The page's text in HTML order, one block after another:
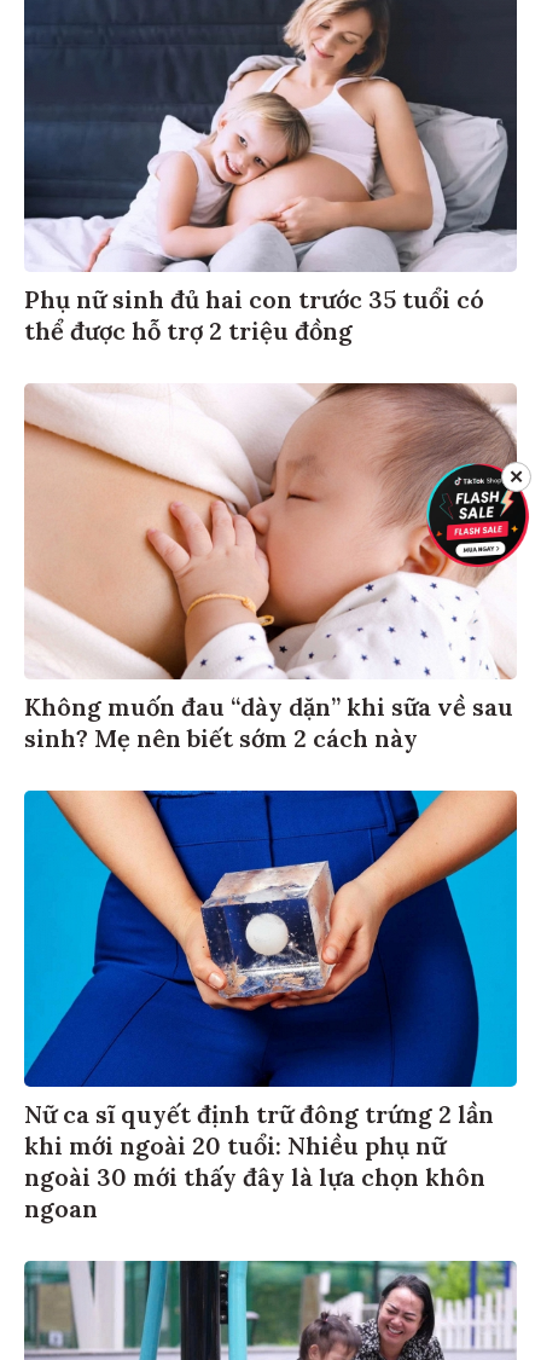
Phụ nữ sinh đủ hai con trước 35 tuổi có
thể được hỗ trợ 2 triệu đồng
Không muốn đau “dày dặn” khi sữa về sau
sinh? Mẹ nên biết sớm 2 cách này
Nữ ca sĩ quyết định trữ đông trứng 2 lần
khi mới ngoài 20 tuổi: Nhiều phụ nữ
ngoài 30 mới thấy đây là lựa chọn khôn
ngoan
✕